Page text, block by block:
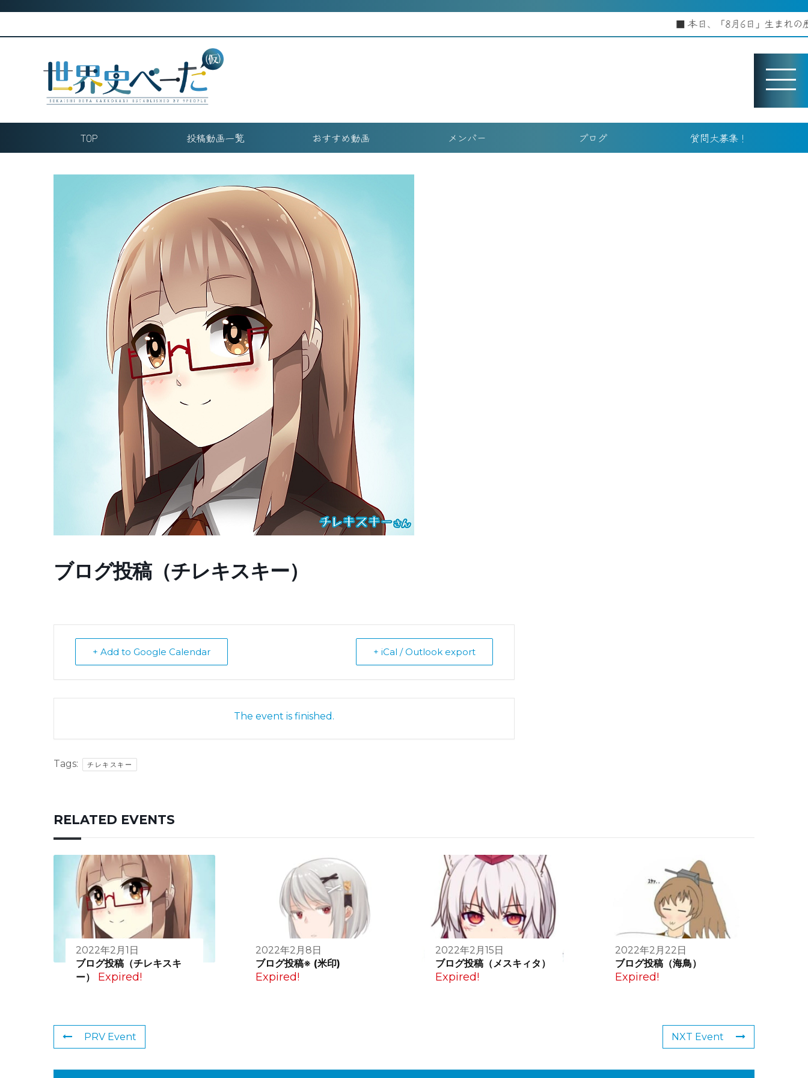
本日、「8月6日」生まれの歴史上の
TOP 投稿動画一覧 おすすめ動画 メンバー ブログ 質問大募集！
ブログ投稿（チレキスキー）
+ Add to Google Calendar + iCal / Outlook export
The event is finished.
Tags: チレキスキー
RELATED EVENTS
2022年2月1日
ブログ投稿（チレキスキ
ー）
Expired!
2022年2月8日
ブログ投稿※ (米印)
Expired!
2022年2月15日
ブログ投稿（メスキィタ）
Expired!
2022年2月22日
ブログ投稿（海鳥）
Expired!
PRV Event NXT Event